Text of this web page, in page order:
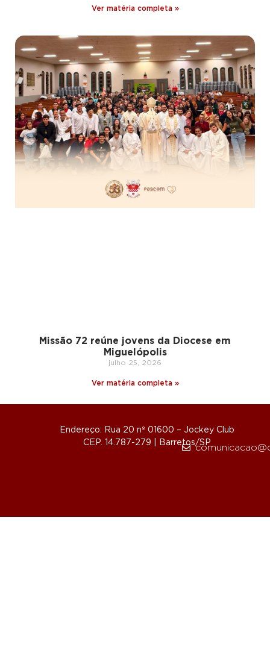
Ver matéria completa »
Missão 72 reúne jovens da Diocese em
Miguelópolis
julho 25, 2026
Ver matéria completa »
Endereço: Rua 20 nº 01600 – Jockey Club
CEP. 14.787-279 | Barretos/SP